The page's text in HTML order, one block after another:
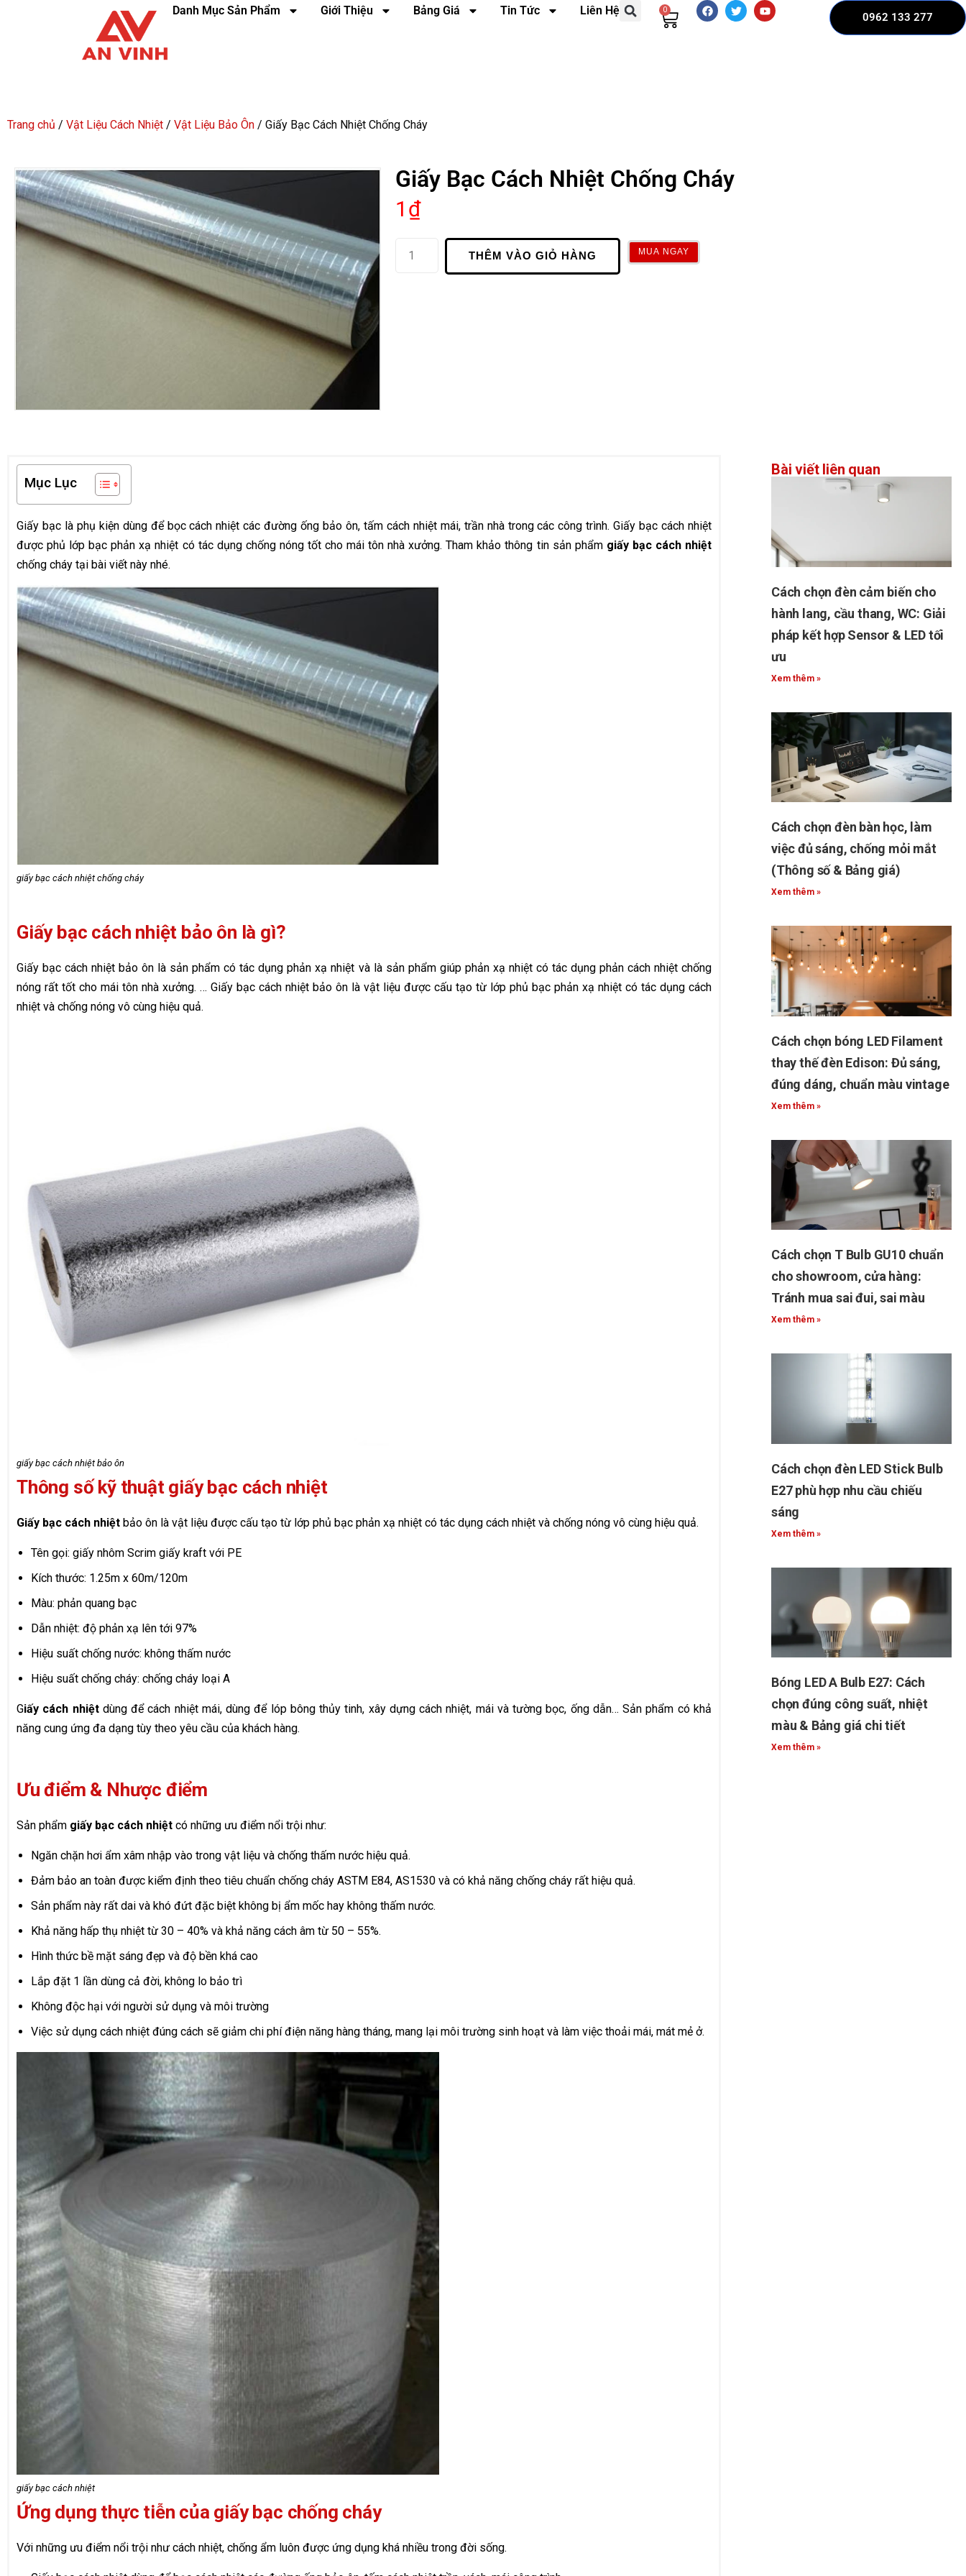
Danh Mục Sản Phẩm Giới Thiệu Bảng Giá Tin Tức Liên Hệ 0
0962 133 277
Trang chủ / Vật Liệu Cách Nhiệt / Vật Liệu Bảo Ôn / Giấy Bạc Cách Nhiệt Chống Cháy
Giấy Bạc Cách Nhiệt Chống Cháy
1 ₫
THÊM VÀO GIỎ HÀNG MUA NGAY
Mục Lục
Giấy bạc là phụ kiện dùng để bọc cách nhiệt các đường ống bảo ôn, tấm cách nhiệt mái, trần nhà trong các công trình. Giấy bạc cách nhiệt
được phủ lớp bạc phản xạ nhiệt có tác dụng chống nóng tốt cho mái tôn nhà xưởng. Tham khảo thông tin sản phẩm giấy bạc cách nhiệt
chống cháy tại bài viết này nhé.
giấy bạc cách nhiệt chống cháy
Giấy bạc cách nhiệt bảo ôn là gì?
Giấy bạc cách nhiệt bảo ôn là sản phẩm có tác dụng phản xạ nhiệt và là sản phẩm giúp phản xạ nhiệt có tác dụng phản cách nhiệt chống
nóng rất tốt cho mái tôn nhà xưởng. … Giấy bạc cách nhiệt bảo ôn là vật liệu được cấu tạo từ lớp phủ bạc phản xạ nhiệt có tác dụng cách
nhiệt và chống nóng vô cùng hiệu quả.
giấy bạc cách nhiệt bảo ôn
Thông số kỹ thuật giấy bạc cách nhiệt
Giấy bạc cách nhiệt bảo ôn là vật liệu được cấu tạo từ lớp phủ bạc phản xạ nhiệt có tác dụng cách nhiệt và chống nóng vô cùng hiệu quả.
Tên gọi: giấy nhôm Scrim giấy kraft với PE
Kích thước: 1.25m x 60m/120m
Màu: phản quang bạc
Dẫn nhiệt: độ phản xạ lên tới 97%
Hiệu suất chống nước: không thấm nước
Hiệu suất chống cháy: chống cháy loại A
Giấy cách nhiệt dùng để cách nhiệt mái, dùng để lóp bông thủy tinh, xây dựng cách nhiệt, mái và tường bọc, ống dẫn… Sản phẩm có khả
năng cung ứng đa dạng tùy theo yêu cầu của khách hàng.
Ưu điểm & Nhược điểm
Sản phẩm giấy bạc cách nhiệt có những ưu điểm nổi trội như:
Ngăn chặn hơi ẩm xâm nhập vào trong vật liệu và chống thấm nước hiệu quả.
Đảm bảo an toàn được kiểm định theo tiêu chuẩn chống cháy ASTM E84, AS1530 và có khả năng chống cháy rất hiệu quả.
Sản phẩm này rất dai và khó đứt đặc biệt không bị ẩm mốc hay không thấm nước.
Khả năng hấp thụ nhiệt từ 30 – 40% và khả năng cách âm từ 50 – 55%.
Hình thức bề mặt sáng đẹp và độ bền khá cao
Lắp đặt 1 lần dùng cả đời, không lo bảo trì
Không độc hại với người sử dụng và môi trường
Việc sử dụng cách nhiệt đúng cách sẽ giảm chi phí điện năng hàng tháng, mang lại môi trường sinh hoạt và làm việc thoải mái, mát mẻ ở.
giấy bạc cách nhiệt
Ứng dụng thực tiễn của giấy bạc chống cháy
Với những ưu điểm nổi trội như cách nhiệt, chống ẩm luôn được ứng dụng khá nhiều trong đời sống.
Bài viết liên quan
Cách chọn đèn cảm biến cho
hành lang, cầu thang, WC: Giải
pháp kết hợp Sensor & LED tối
ưu
Xem thêm »
Cách chọn đèn bàn học, làm
việc đủ sáng, chống mỏi mắt
(Thông số & Bảng giá)
Xem thêm »
Cách chọn bóng LED Filament
thay thế đèn Edison: Đủ sáng,
đúng dáng, chuẩn màu vintage
Xem thêm »
Cách chọn T Bulb GU10 chuẩn
cho showroom, cửa hàng:
Tránh mua sai đui, sai màu
Xem thêm »
Cách chọn đèn LED Stick Bulb
E27 phù hợp nhu cầu chiếu
sáng
Xem thêm »
Bóng LED A Bulb E27: Cách
chọn đúng công suất, nhiệt
màu & Bảng giá chi tiết
Xem thêm »